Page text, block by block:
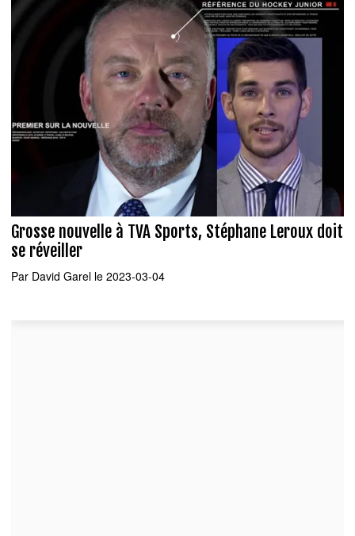
Grosse nouvelle à TVA Sports, Stéphane Leroux doit
se réveiller
Par David Garel le 2023-03-04